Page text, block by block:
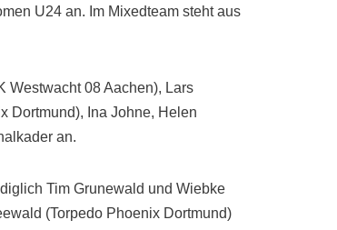
U24 an. Im Mixedteam steht aus
Westwacht 08 Aachen), Lars
Dortmund), Ina Johne, Helen
an.
Tim Grunewald und Wiebke
(Torpedo Phoenix Dortmund)